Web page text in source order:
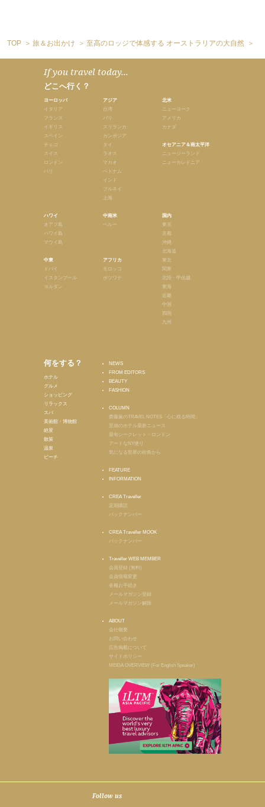
TOP 旅＆お出かけ 至高のロッジで体感する オーストラリアの大自然
If you travel today...
どこへ行く？
ヨーロッパ
イタリア
フランス
イギリス
スペイン
チェコ
スイス
ロンドン
パリ
ハワイ
オアフ島
ハワイ島
マウイ島
中東
ドバイ
イスタンブール
ヨルダン
アジア
台湾
バリ
スリランカ
カンボジア
タイ
ラオス
マカオ
ベトナム
インド
ブルネイ
上海
中南米
ペルー
アフリカ
モロッコ
ボツワナ
北米
ニューヨーク
アメリカ
カナダ
オセアニア＆南太平洋
ニュージーランド
ニューカレドニア
国内
東京
京都
沖縄
北海道
東北
関東
北陸・甲信越
東海
近畿
中国
四国
九州
何をする？
ホテル
グルメ
ショッピング
リラックス
スパ
美術館・博物館
絶景
散策
温泉
ビーチ
NEWS
FROM EDITORS
BEAUTY
FASHION
COLUMN
齋藤薫のTRAVEL NOTES「心に残る時間」
至福のホテル最新ニュース
最旬シークレット・ロンドン
アートなNY便り
気になる世界の街角から
FEATURE
INFORMATION
CREA Traveller
定期購読
バックナンバー
CREA Traveller MOOK
バックナンバー
Traveller WEB MEMBER
会員登録 (無料)
会員情報変更
各種お手続き
メールマガジン登録
メールマガジン解除
ABOUT
会社概要
お問い合わせ
広告掲載について
サイトポリシー
MEIDA OVERVIEW (For English Speaker)
Follow us